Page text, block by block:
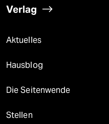
Verlag
Aktuelles
Hausblog
Die Seitenwende
Stellen